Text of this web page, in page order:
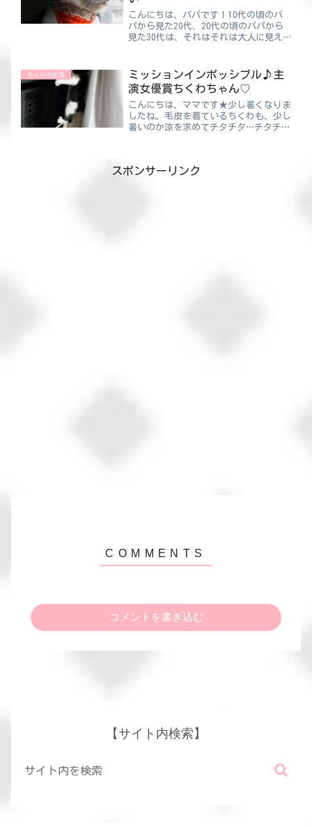
こんにちは、パパです！10代の頃のパ
パから見た20代、20代の頃のパパから
見た30代は、それはそれは大人に見え
ないような気が・・・笑歳をとった分い
ろいろ見てきたから、賢...
ちくわの生活
ミッションインポッシブル♪主
演女優賞ちくわちゃん♡
こんにちは、ママです★少し暑くなりま
したね。毛皮を着ているちくわも、少し
暑いのか涼を求めてチタチタ…チタチ
ーん…それだけはやめてほし...
スポンサーリンク
コメントを書き込む
【サイト内検索】